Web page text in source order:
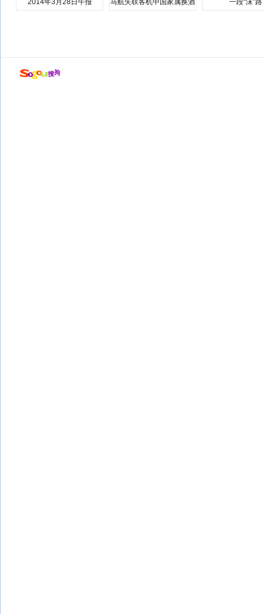
2014年3月28日午报
马航失联客机中国家属换酒
一段“沫”路